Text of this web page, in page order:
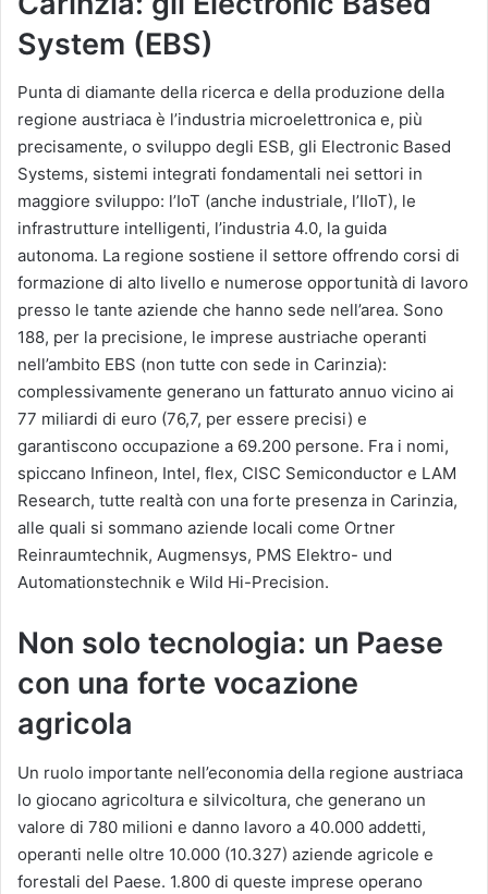
System (EBS)
Punta di diamante della ricerca e della produzione della
regione austriaca è l’industria microelettronica e, più
precisamente, o sviluppo degli ESB, gli Electronic Based
Systems, sistemi integrati fondamentali nei settori in
maggiore sviluppo: l’IoT (anche industriale, l’IIoT), le
infrastrutture intelligenti, l’industria 4.0, la guida
autonoma. La regione sostiene il settore offrendo corsi di
formazione di alto livello e numerose opportunità di lavoro
presso le tante aziende che hanno sede nell’area. Sono
188, per la precisione, le imprese austriache operanti
nell’ambito EBS (non tutte con sede in Carinzia):
complessivamente generano un fatturato annuo vicino ai
77 miliardi di euro (76,7, per essere precisi) e
garantiscono occupazione a 69.200 persone. Fra i nomi,
spiccano Infineon, Intel, flex, CISC Semiconductor e LAM
Research, tutte realtà con una forte presenza in Carinzia,
alle quali si sommano aziende locali come Ortner
Reinraumtechnik, Augmensys, PMS Elektro- und
Automationstechnik e Wild Hi-Precision.
Non solo tecnologia: un Paese
con una forte vocazione
agricola
Un ruolo importante nell’economia della regione austriaca
lo giocano agricoltura e silvicoltura, che generano un
valore di 780 milioni e danno lavoro a 40.000 addetti,
operanti nelle oltre 10.000 (10.327) aziende agricole e
forestali del Paese. 1.800 di queste imprese operano